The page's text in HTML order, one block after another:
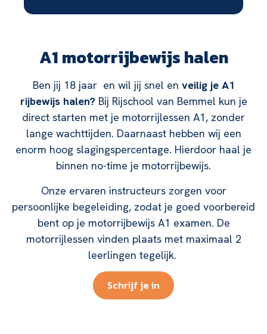
A1 motorrijbewijs halen
Ben jij 18 jaar en wil jij snel en veilig je A1
rijbewijs halen? Bij Rijschool van Bemmel kun je
direct starten met je motorrijlessen A1, zonder
lange wachttijden. Daarnaast hebben wij een
enorm hoog slagingspercentage. Hierdoor haal je
binnen no-time je motorrijbewijs.
Onze ervaren instructeurs zorgen voor
persoonlijke begeleiding, zodat je goed voorbereid
bent op je motorrijbewijs A1 examen. De
motorrijlessen vinden plaats met maximaal 2
leerlingen tegelijk.
Schrijf je in